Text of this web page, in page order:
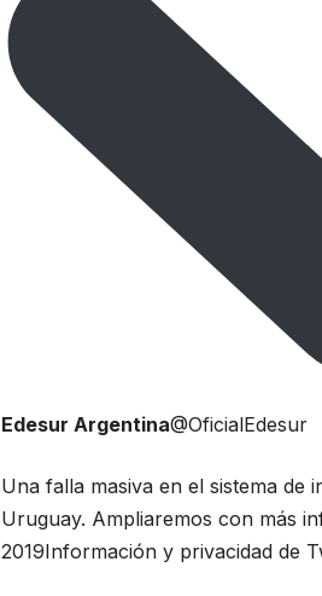
Edesur Argentina@OficialEdesur
Una falla masiva en el sistema de
Uruguay. Ampliaremos con más
2019Información y privacidad de